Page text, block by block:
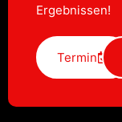
Ergebnissen!
Termin